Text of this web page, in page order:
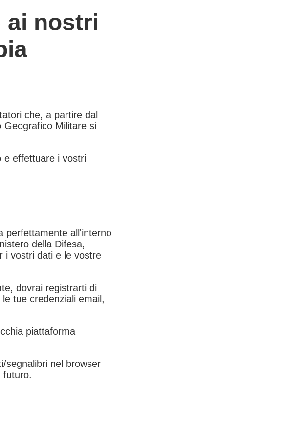
ai nostri
che, a partire dal
Geografico Militare si
e effettuare i vostri
perfettamente all'interno
della Difesa,
i vostri dati e le vostre
dovrai registrarti di
le tue credenziali email,
piattaforma
segnalibri nel browser
futuro.